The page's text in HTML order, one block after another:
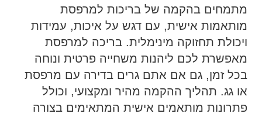
מתמחים בהקמה של בריכות למרפסת
מותאמות אישית, עם דגש על איכות, עמידות
ויכולת תחזוקה מינימלית. בריכה למרפסת
מאפשרת לכם ליהנות משחייה פרטית ונוחה
בכל זמן, גם אם אתם גרים בדירה עם מרפסת
או גג. תהליך ההקמה מהיר ומקצועי, וכולל
פתרונות מותאמים אישית המתאימים בצורה